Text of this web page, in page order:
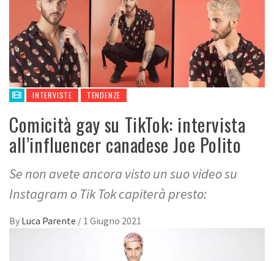
INTERVISTE TENDENZE
Comicità gay su TikTok: intervista
all’influencer canadese Joe Polito
Se non avete ancora visto un suo video su
Instagram o Tik Tok capiterà presto:
By Luca Parente / 1 Giugno 2021